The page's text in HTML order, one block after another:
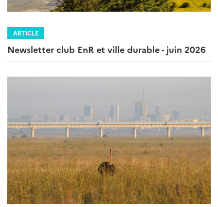
ARTICLE
Newsletter club EnR et ville durable - juin 2026